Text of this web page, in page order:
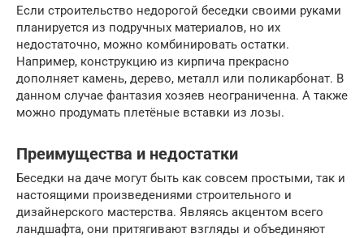
Если строительство недорогой беседки своими руками
планируется из подручных материалов, но их
недостаточно, можно комбинировать остатки.
Например, конструкцию из кирпича прекрасно
дополняет камень, дерево, металл или поликарбонат. В
данном случае фантазия хозяев неограниченна. А также
можно продумать плетёные вставки из лозы.
Преимущества и недостатки
Беседки на даче могут быть как совсем простыми, так и
настоящими произведениями строительного и
дизайнерского мастерства. Являясь акцентом всего
ландшафта, они притягивают взгляды и объединяют